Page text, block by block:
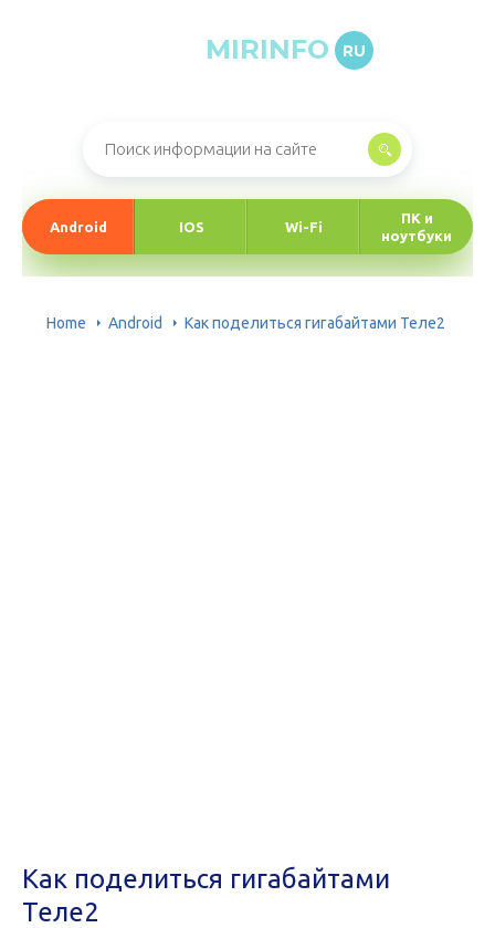
MIRINFO RU
Android IOS Wi-Fi
ПК и
ноутбуки
Home Android Как поделиться гигабайтами Теле2
Как поделиться гигабайтами
Теле2